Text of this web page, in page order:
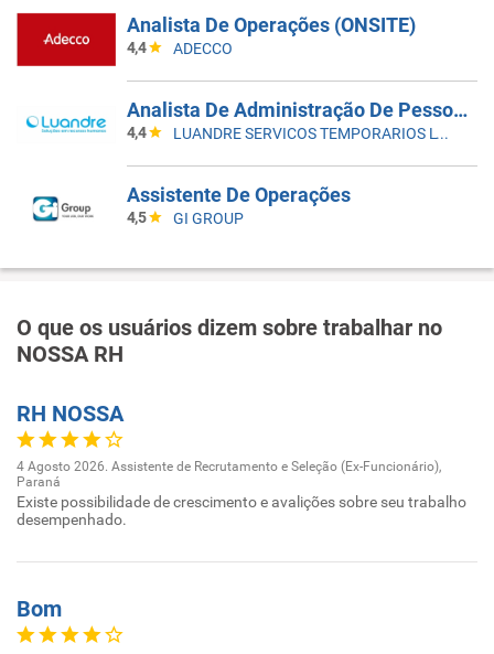
Analista De Operações (ONSITE)
4,4 ADECCO
Analista De Administração De Pessoal Jr - Guarulhos-SP
4,4 LUANDRE SERVICOS TEMPORARIOS LTDA. (C-I)
Assistente De Operações
4,5 GI GROUP
O que os usuários dizem sobre trabalhar no
NOSSA RH
RH NOSSA
4 Agosto 2026. Assistente de Recrutamento e Seleção (Ex-Funcionário),
Paraná
Existe possibilidade de crescimento e avalições sobre seu trabalho
desempenhado.
Bom